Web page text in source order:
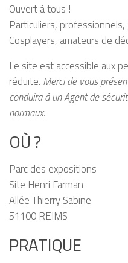
Ouvert à tous !
Particuliers, professionnels,
Cosplayers, amateurs de
Le site est accessible aux
réduite. Merci de vous
conduira à un Agent de
normaux.
OÙ ?
Parc des expositions
Site Henri Farman
Allée Thierry Sabine
51100 REIMS
PRATIQUE